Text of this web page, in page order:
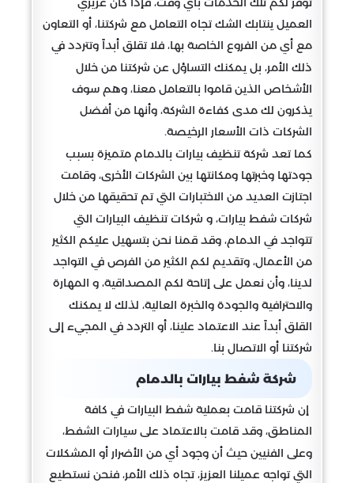
العميل ينتابك الشك تجاه التعامل مع شركتنا، أو التعاون
مع أي من الفروع الخاصة بها، فلا تقلق أبداً وتتردد في
ذلك الأمر، بل يمكنك التساؤل عن شركتنا من خلال
الأشخاص الذين قاموا بالتعامل معنا، وهم سوف
يذكرون لك مدى كفاءة الشركة، وأنها من أفضل
الشركات ذات الأسعار الرخيصة.
كما تعد شركة تنظيف بيارات بالدمام متميزة بسبب
جودتها وخبرتها ومكانتها بين الشركات الأخرى، وقامت
اجتازت العديد من الاختبارات التي تم تحقيقها من خلال
شركات شفط بيارات، و شركات تنظيف البيارات التي
تتواجد في الدمام، وقد قمنا نحن بتسهيل عليكم الكثير
من الأعمال، وتقديم لكم الكثير من الفرص في التواجد
لدينا، وأن نعمل على إتاحة لكم المصداقية، و المهارة
والاحترافية والجودة والخبرة العالية، لذلك لا يمكنك
القلق أبداً عند الاعتماد علينا، أو التردد في المجيء إلى
شركتنا أو الاتصال بنا.
شركة شفط بيارات بالدمام
إن شركتنا قامت بعملية شفط البيارات في كافة
المناطق، وقد قامت بالاعتماد على سيارات الشفط،
وعلى الفنيين حيث أن وجود أي من الأضرار أو المشكلات
التي تواجه عميلنا العزيز، تجاه ذلك الأمر، فنحن نستطيع